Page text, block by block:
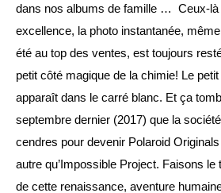
dans nos albums de famille …  Ceux-
excellence, la photo instantanée,
été au top des ventes, est toujours
petit côté magique de la chimie! Le
apparaît dans le carré blanc. Et ça
septembre dernier (2017) que la
cendres pour devenir Polaroid Originals
autre qu’Impossible Project. Faisons le
de cette renaissance, aventure